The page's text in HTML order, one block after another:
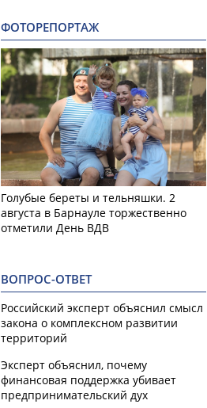
ФОТОРЕПОРТАЖ
Голубые береты и тельняшки. 2
августа в Барнауле торжественно
отметили День ВДВ
ВОПРОС-ОТВЕТ
Российский эксперт объяснил смысл
закона о комплексном развитии
территорий
Эксперт объяснил, почему
финансовая поддержка убивает
предпринимательский дух